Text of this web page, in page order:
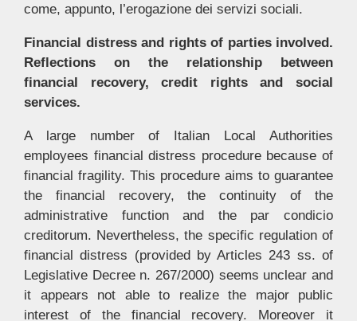
come, appunto, l’erogazione dei servizi sociali.
Financial distress and rights of parties involved.
Reflections on the relationship between
financial recovery, credit rights and social
services.
A large number of Italian Local Authorities
employees financial distress procedure because of
financial fragility. This procedure aims to guarantee
the financial recovery, the continuity of the
administrative function and the par condicio
creditorum. Nevertheless, the specific regulation of
financial distress (provided by Articles 243 ss. of
Legislative Decree n. 267/2000) seems unclear and
it appears not able to realize the major public
interest of the financial recovery. Moreover it